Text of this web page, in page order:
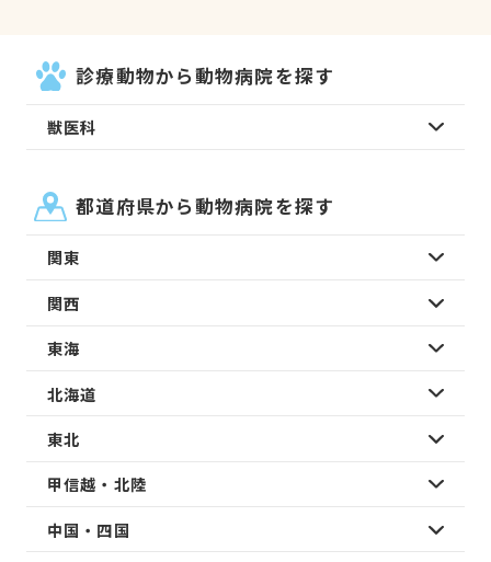
診療動物から動物病院を探す
獣医科
都道府県から動物病院を探す
関東
関西
東海
北海道
東北
甲信越・北陸
中国・四国